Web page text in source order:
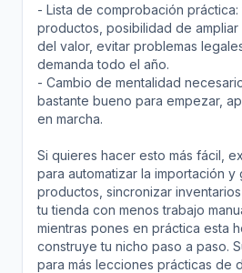
- Lista de comprobación
productos, posibilidad de
del valor, evitar problemas
demanda todo el año.
- Cambio de mentalidad
bastante bueno para empezar,
en marcha.
Si quieres hacer esto más fácil,
para automatizar la importación y
productos, sincronizar
tu tienda con menos trabajo
mientras pones en práctica esta
construye tu nicho paso a paso.
para más lecciones prácticas de